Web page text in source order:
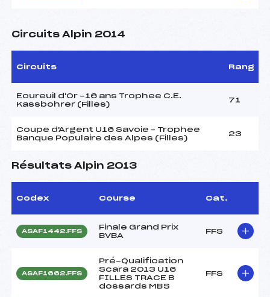
Circuits Alpin 2014
Circuits Rang
Ecureuil d'Or -16 ans Trophee C.E.
Kassbohrer (Filles)
71
Coupe d'Argent U16 Savoie – Trophee
Banque Populaire des Alpes (Filles)
23
Résultats Alpin 2013
Codex Course Cat.
ASAF1442.FFS
Finale Grand Prix
BVBA
FFS
ASAF1662.FFS
Pré-Qualification
Scara 2013 U16
FILLES TRACE B
dossards MBS
FFS